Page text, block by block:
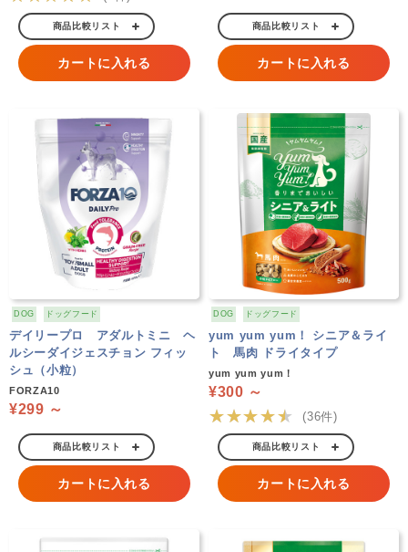
商品比較リスト
カートに入れる
商品比較リスト
カートに入れる
DOG ドッグフード
デイリープロ アダルトミニ ヘ
ルシーダイジェスチョン フィッ
シュ（小粒）
FORZA10
¥299 ～
商品比較リスト
カートに入れる
DOG ドッグフード
yum yum yum！ シニア＆ライ
ト 馬肉 ドライタイプ
yum yum yum！
¥300 ～
★★★★★ (36件)
商品比較リスト
カートに入れる